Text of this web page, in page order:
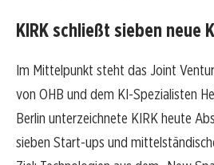
KIRK schließt sieben neue
Im Mittelpunkt steht das Joint
von OHB und dem KI-Spezialisten
Berlin unterzeichnete KIRK heute
sieben Start-ups und